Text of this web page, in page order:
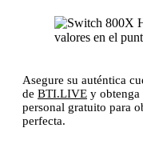
Asegure su auténtica
de BTI.LIVE y obtenga
personal gratuito para
perfecta.